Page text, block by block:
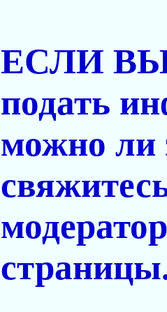
ЕСЛИ ВЫ
подать
можно ли